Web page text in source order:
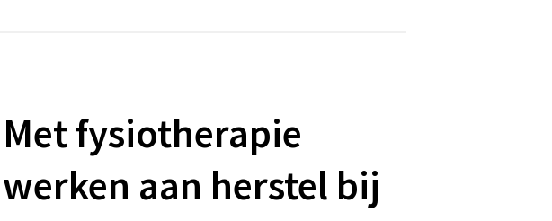
Met fysiotherapie
werken aan herstel bij